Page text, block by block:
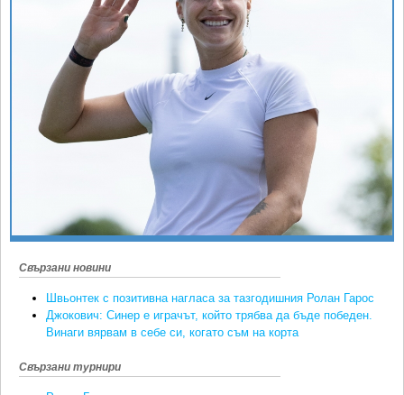
SOFIA OPEN
КЛУБОВЕ
БЛОГ
ВИДЕО
Спорт&Фитнес
Други
Любители
Свързани новини
Швьонтек с позитивна нагласа за тазгодишния Ролан Гарос
Джокович: Синер е играчът, който трябва да бъде победен.
Винаги вярвам в себе си, когато съм на корта
Свързани турнири